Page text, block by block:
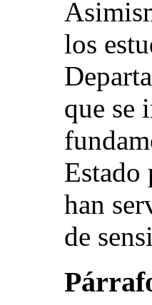
los
que se
Estado
han
de